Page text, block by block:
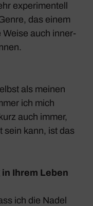
expe­ri­men­tell
das einem
Weise auch inner­
als meinen
ich mich
auch immer,
sein kann, ist das
Ihrem Leben
ich die Nadel